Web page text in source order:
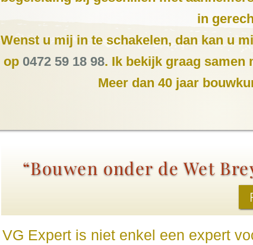
in
Wenst u mij in te schakelen, dan kan u
op 0472 59 18 98. Ik bekijk graag samen
Meer dan 40 jaar
“Bouwen onder de Wet
VG Expert is niet enkel een expert